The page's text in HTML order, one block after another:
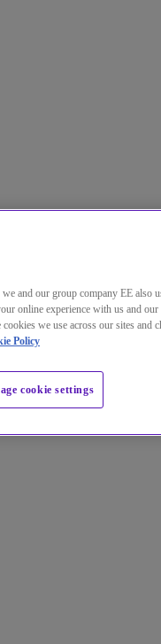
and our group company EE also
online experience with us and our
we use across our sites and
Policy
cookie settings